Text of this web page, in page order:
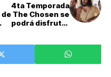
4ta Temporada
de The Chosen se
podrá disfrutar